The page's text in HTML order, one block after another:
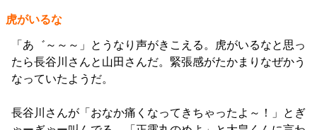
虎がいるな
「あ゛～～～」とうなり声がきこえる。虎がいるなと思っ
たら長谷川さんと山田さんだ。緊張感がたかまりなぜかう
なっていたようだ。
長谷川さんが「おなか痛くなってきちゃったよ～！」とぎ